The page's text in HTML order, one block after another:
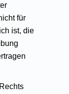
für
ist, die